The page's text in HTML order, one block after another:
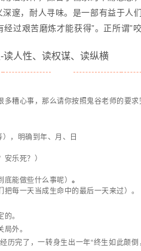
邃，耐人寻味。是一部有益于人
过艰苦磨炼才能获得”。正所谓”
读人性、读权谋、读纵横
糟心事，那么请你按照鬼谷老师的要求
，明确到年、月、日
乐死？）
底能做些什么事呢） 。
把每一天当成生命中的最后一天来过）。
。
外。
历完了，一转身生出一年“终生如此颠